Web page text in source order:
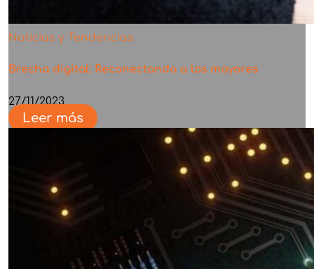
Noticias y Tendencias
Brecha digital: Reconectando a los mayores
27/11/2023
Leer más